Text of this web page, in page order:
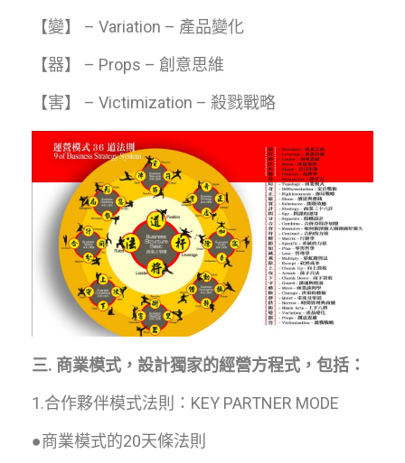
【變】 – Variation – 產品變化
【器】 – Props – 創意思維
【害】 – Victimization – 殺戮戰略
三. 商業模式，設計獨家的經營方程式，包括：
1.合作夥伴模式法則：KEY PARTNER MODE
●商業模式的20天條法則